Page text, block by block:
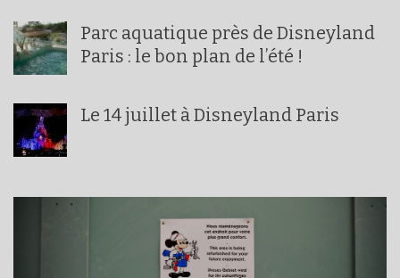
Parc aquatique près de Disneyland
Paris : le bon plan de l’été !
Le 14 juillet à Disneyland Paris